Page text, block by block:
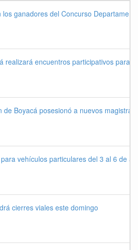
los ganadores del Concurso
realizará encuentros participativos para
de Boyacá posesionó a nuevos
vehículos particulares del 3 al 6 de
cierres viales este domingo